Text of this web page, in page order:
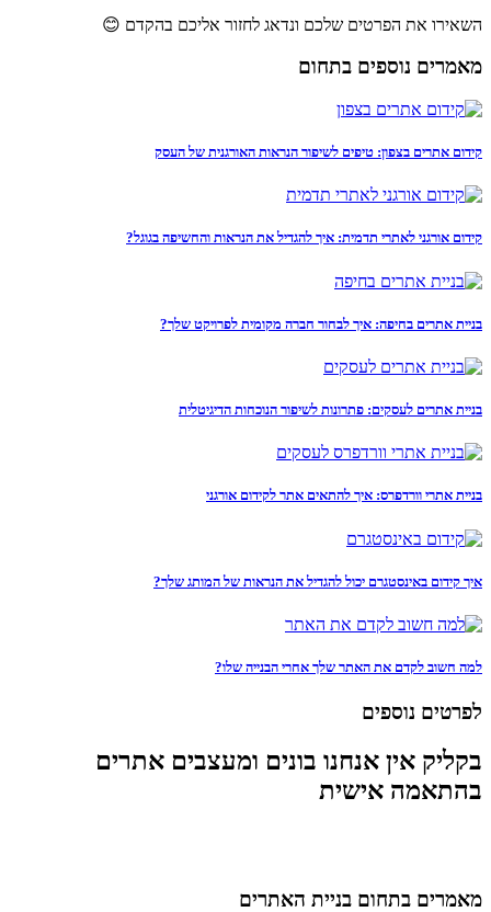
השאירו את הפרטים שלכם ונדאג לחזור אליכם בהקדם 😊
מאמרים נוספים בתחום
קידום אתרים בצפון: טיפים לשיפור הנראות האורגנית של העסק
קידום אורגני לאתרי תדמית: איך להגדיל את הנראות והחשיפה בגוגל?
בניית אתרים בחיפה: איך לבחור חברה מקומית לפרויקט שלך?
בניית אתרים לעסקים: פתרונות לשיפור הנוכחות הדיגיטלית
בניית אתרי וורדפרס: איך להתאים אתר לקידום אורגני
איך קידום באינסטגרם יכול להגדיל את הנראות של המותג שלך?
למה חשוב לקדם את האתר שלך אחרי הבנייה שלו?
לפרטים נוספים
בקליק אין אנחנו בונים ומעצבים אתרים
בהתאמה אישית
מאמרים בתחום בניית האתרים